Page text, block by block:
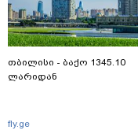
თბილისი - ბაქო 1345.10
ლარიდან
fly.ge